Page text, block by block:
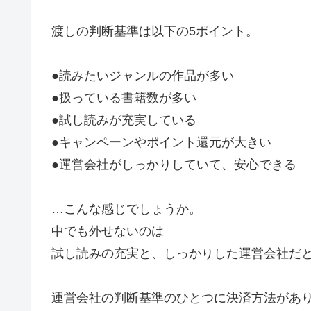
渡しの判断基準は以下の5ポイント。
●読みたいジャンルの作品が多い
●扱っている書籍数が多い
●試し読みが充実している
●キャンペーンやポイント還元が大きい
●運営会社がしっかりしていて、安心できる
…こんな感じでしょうか。
中でも外せないのは
試し読みの充実と、しっかりした運営会社だ
運営会社の判断基準のひとつに決済方法があり